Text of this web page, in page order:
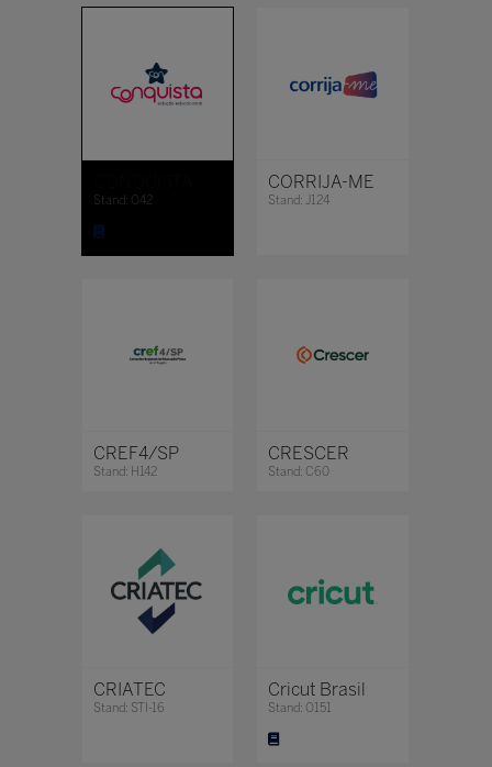
Stand: O42
CORRIJA-ME
Stand: J124
CREF4/SP
Stand: H142
CRESCER
Stand: C60
CRIATEC
Stand: STI-16
Cricut Brasil
Stand: O151